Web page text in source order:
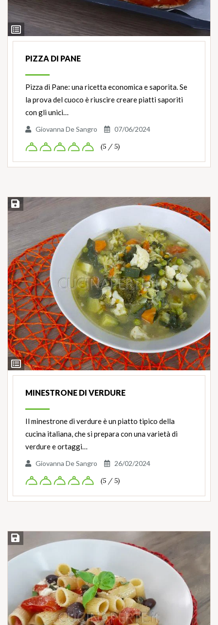
Ingredienti
PIZZA DI PANE
Pizza di Pane: una ricetta economica e saporita. Se
la prova del cuoco è riuscire creare piatti saporiti
con gli unici…
Giovanna De Sangro 07/06/2024
(5 / 5)
Ingredienti
Salva ricetta
MINESTRONE DI VERDURE
Il minestrone di verdure è un piatto tipico della
cucina italiana, che si prepara con una varietà di
verdure e ortaggi…
Giovanna De Sangro 26/02/2024
(5 / 5)
Salva ricetta